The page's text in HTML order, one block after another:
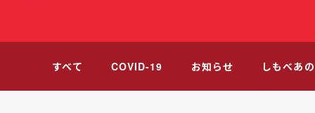
すべて COVID-19 お知らせ しもべあ